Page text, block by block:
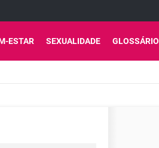
ESTAR SEXUALIDADE GLOSSÁRIO